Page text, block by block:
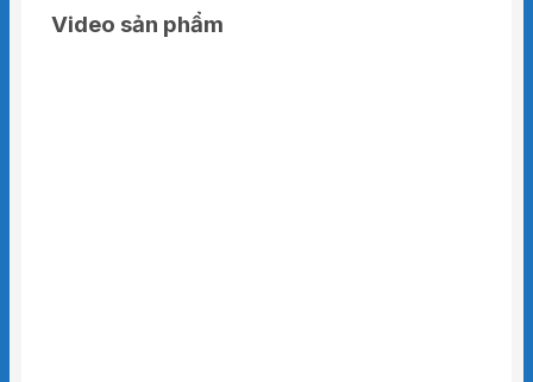
Video sản phẩm